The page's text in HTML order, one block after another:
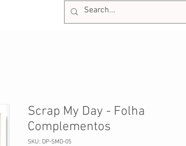
Scrap My Day - Folha
Complementos
SKU: DP-SMD-05